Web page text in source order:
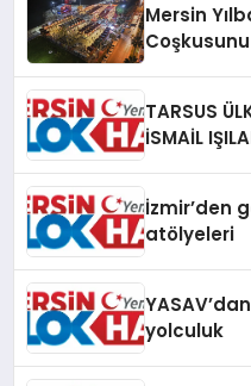
Mersin
Coşkusunu
TARSUS
İSMAİL
İzmir’den
atölyeleri
yolculuk